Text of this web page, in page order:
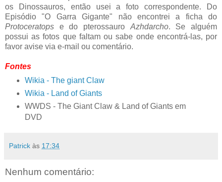
os Dinossauros, então usei a foto correspondente. Do
Episódio "O Garra Gigante" não encontrei a ficha do
Protoceratops e do pterossauro Azhdarcho. Se alguém
possui as fotos que faltam ou sabe onde encontrá-las, por
favor avise via e-mail ou comentário.
Fontes
Wikia - The giant Claw
Wikia - Land of Giants
WWDS - The Giant Claw & Land of Giants em
DVD
Patrick às 17:34
Nenhum comentário: